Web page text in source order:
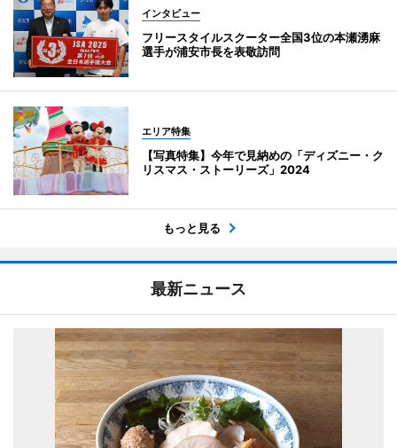
インタビュー
フリースタイルスクーター全国3位の本瀬湧麻
選手が浦安市長を表敬訪問
エリア特集
【写真特集】今年で見納めの「ディズニー・ク
リスマス・ストーリーズ」2024
もっと見る
最新ニュース